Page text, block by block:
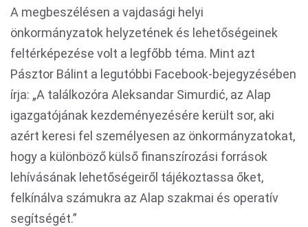
A megbeszélésen a vajdasági helyi
önkormányzatok helyzetének és lehetőségeinek
feltérképezése volt a legfőbb téma. Mint azt
Pásztor Bálint a legutóbbi Facebook-bejegyzésében
írja: „A találkozóra Aleksandar Simurdić, az Alap
igazgatójának kezdeményezésére került sor, aki
azért keresi fel személyesen az önkormányzatokat,
hogy a különböző külső finanszírozási források
lehívásának lehetőségeiről tájékoztassa őket,
felkínálva számukra az Alap szakmai és operatív
segítségét.”